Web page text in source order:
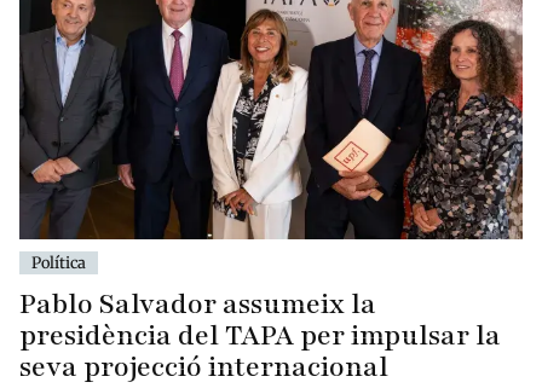
Política
Pablo Salvador assumeix la
presidència del TAPA per impulsar la
seva projecció internacional